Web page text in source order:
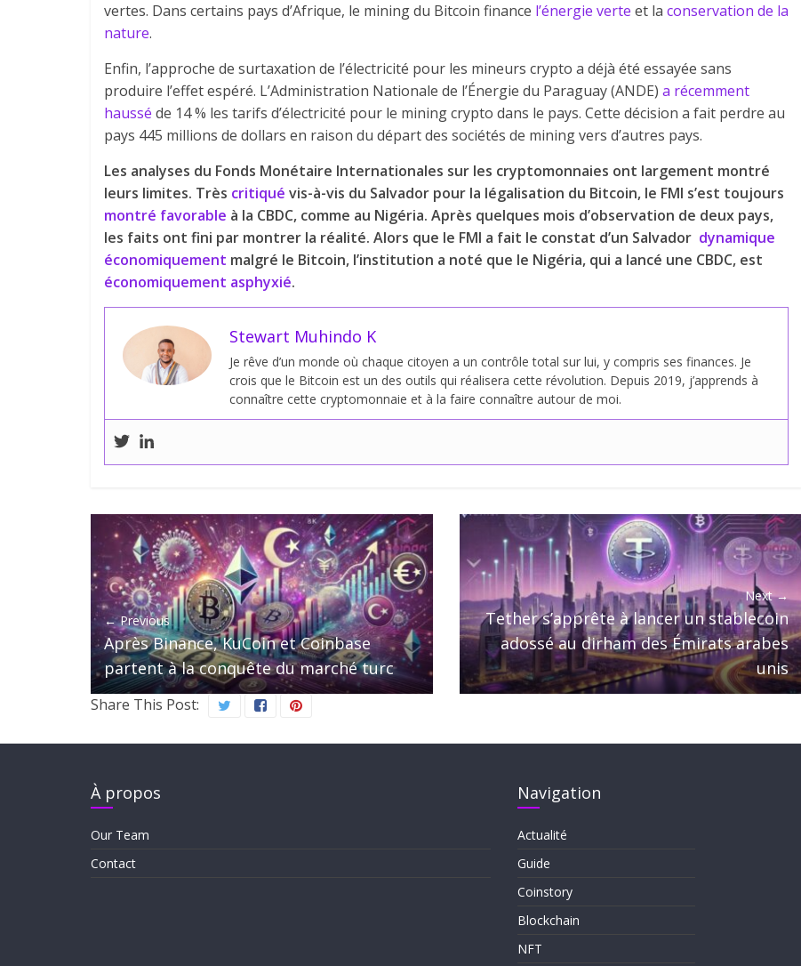
vertes. Dans certains pays d’Afrique, le mining du Bitcoin finance l’énergie verte et la conservation de la
nature.
Enfin, l’approche de surtaxation de l’électricité pour les mineurs crypto a déjà été essayée sans
produire l’effet espéré. L’Administration Nationale de l’Énergie du Paraguay (ANDE) a récemment
haussé de 14 % les tarifs d’électricité pour le mining crypto dans le pays. Cette décision a fait perdre au
pays 445 millions de dollars en raison du départ des sociétés de mining vers d’autres pays.
Les analyses du Fonds Monétaire Internationales sur les cryptomonnaies ont largement montré
leurs limites. Très critiqué vis-à-vis du Salvador pour la légalisation du Bitcoin, le FMI s’est toujours
montré favorable à la CBDC, comme au Nigéria. Après quelques mois d’observation de deux pays,
les faits ont fini par montrer la réalité. Alors que le FMI a fait le constat d’un Salvador dynamique
économiquement malgré le Bitcoin, l’institution a noté que le Nigéria, qui a lancé une CBDC, est
économiquement asphyxié.
Stewart Muhindo K
Je rêve d’un monde où chaque citoyen a un contrôle total sur lui, y compris ses finances. Je
crois que le Bitcoin est un des outils qui réalisera cette révolution. Depuis 2019, j’apprends à
connaître cette cryptomonnaie et à la faire connaître autour de moi.
← Previous
Après Binance, KuCoin et Coinbase
partent à la conquête du marché turc
Next →
Tether s’apprête à lancer un stablecoin
adossé au dirham des Émirats arabes
unis
Share This Post:
À propos
Our Team
Contact
Navigation
Actualité
Guide
Coinstory
Blockchain
NFT